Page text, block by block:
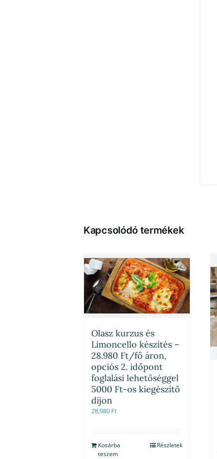
Kapcsolódó termékek
Olasz kurzus és
Limoncello készítés –
28.980 Ft/fő áron,
opciós 2. időpont
foglalási lehetőséggel
5000 Ft-os kiegészítő
díjon
28,980 Ft
Kosárba
teszem
Részletek